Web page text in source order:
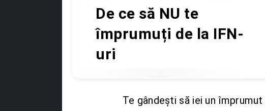
De ce să NU te
împrumuți de la IFN-
uri
Te gândești să iei un